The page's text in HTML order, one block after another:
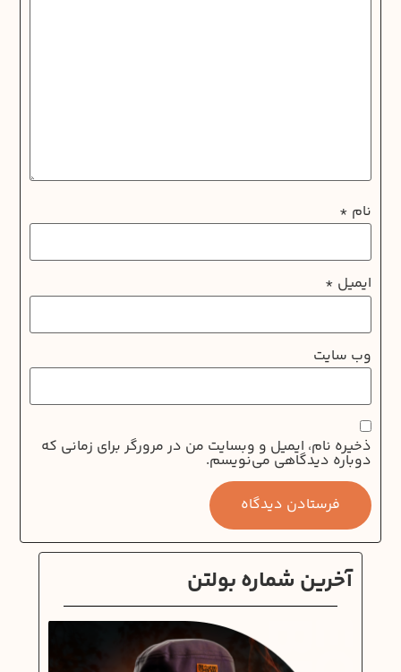
نام *
ایمیل *
وب‌ سایت
ذخیره نام، ایمیل و وبسایت من در مرورگر برای زمانی که
دوباره دیدگاهی می‌نویسم.
آخرین شماره بولتن